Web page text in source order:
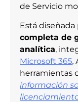
de Servicio
Está diseñada
completa de
analítica,
Microsoft 365,
herramientas
información